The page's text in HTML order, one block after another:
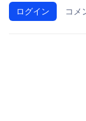
ログイン コメ